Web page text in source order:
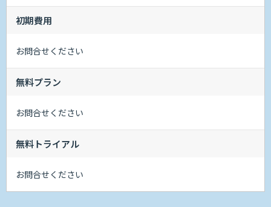
初期費用
お問合せください
無料プラン
お問合せください
無料トライアル
お問合せください